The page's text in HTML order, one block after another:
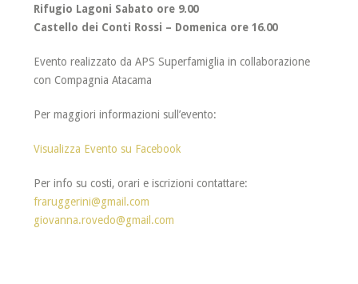
Rifugio Lagoni Sabato ore 9.00
Castello dei Conti Rossi – Domenica ore 16.00
Evento realizzato da APS Superfamiglia in collaborazione
con Compagnia Atacama
Per maggiori informazioni sull’evento:
Visualizza Evento su Facebook
Per info su costi, orari e iscrizioni contattare:
fraruggerini@gmail.com
giovanna.rovedo@gmail.com